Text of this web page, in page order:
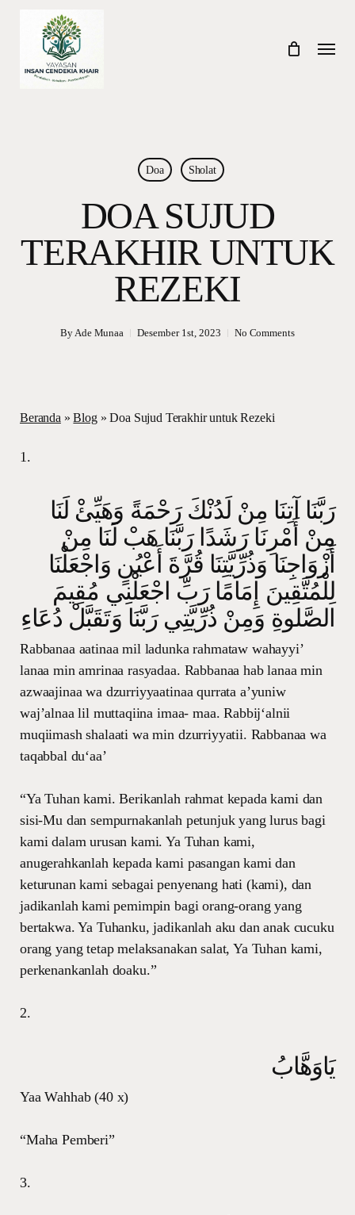
content
Menu
Doa Sholat
DOA SUJUD
TERAKHIR UNTUK
REZEKI
ByAde Munaa Desember 1st, 2023 No Comments
Beranda »Blog»Doa Sujud Terakhir untuk Rezeki
1.
رَبَّنَا آتِنَا مِنْ لَدُنْكَ رَحْمَةً وَهَيِّئْ لَنَا
مِنْ أَمْرِنَا رَشَدًا رَبَّنَا هَبْ لَنَا مِنْ
أَزْوَاجِنَا وَذُرِّيَّتِنَا قُرَّةَ أَعْيُنٍ وَاجْعَلْنَا
لِلْمُتَّقِينَ إِمَامًا رَبِّ اجْعَلْنِي مُقِيمَ
الصَّلوةِ وَمِنْ ذُرِّيَّتِي رَبَّنَا وَتَقَبَّلْ دُعَاءِ
Rabbanaa aatinaa mil ladunka rahmataw wahayyi’
lanaa min amrinaa rasyadaa. Rabbanaa hab lanaa min
azwaajinaa wa dzurriyyaatinaa qurrata a’yuniw
waj’alnaa lil muttaqiina imaa- maa. Rabbijʻalnii
muqiimash shalaati wa min dzurriyyatii. Rabbanaa wa
taqabbal duʻaa’
“Ya Tuhan kami. Berikanlah rahmat kepada kami dan
sisi-Mu dan sempurnakanlah petunjuk yang lurus bagi
kami dalam urusan kami. Ya Tuhan kami,
anugerahkanlah kepada kami pasangan kami dan
keturunan kami sebagai penyenang hati (kami), dan
jadikanlah kami pemimpin bagi orang-orang yang
bertakwa. Ya Tuhanku, jadikanlah aku dan anak cucuku
orang yang tetap melaksanakan salat, Ya Tuhan kami,
perkenankanlah doaku.”
2.
يَاوَهَّابُ
Yaa Wahhab (40 x)
“Maha Pemberi”
3.